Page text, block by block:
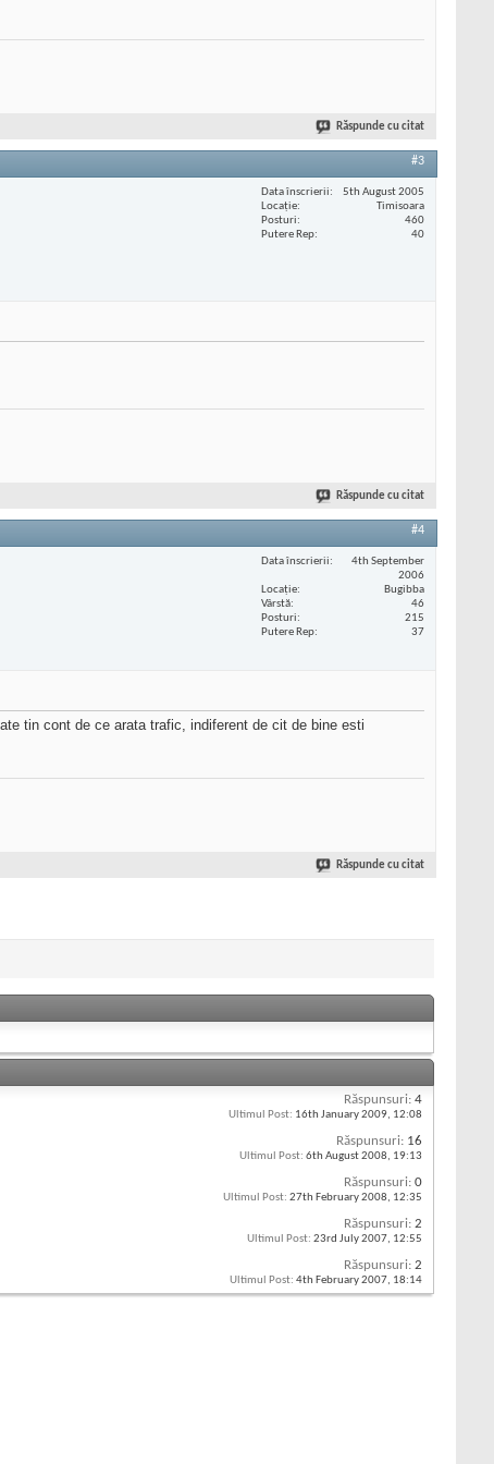
Răspunde cu citat
#3
Data înscrierii
5th August 2005
Locaţie
Timisoara
Posturi
460
Putere Rep
40
Răspunde cu citat
#4
Data înscrierii
4th September
2006
Locaţie
Bugibba
Vârstă
46
Posturi
215
Putere Rep
37
tin cont de ce arata trafic, indiferent de cit de bine esti
Răspunde cu citat
Răspunsuri: 4
Ultimul Post: 16th January 2009, 12:08
Răspunsuri: 16
Ultimul Post: 6th August 2008, 19:13
Răspunsuri: 0
Ultimul Post: 27th February 2008, 12:35
Răspunsuri: 2
Ultimul Post: 23rd July 2007, 12:55
Răspunsuri: 2
Ultimul Post: 4th February 2007, 18:14